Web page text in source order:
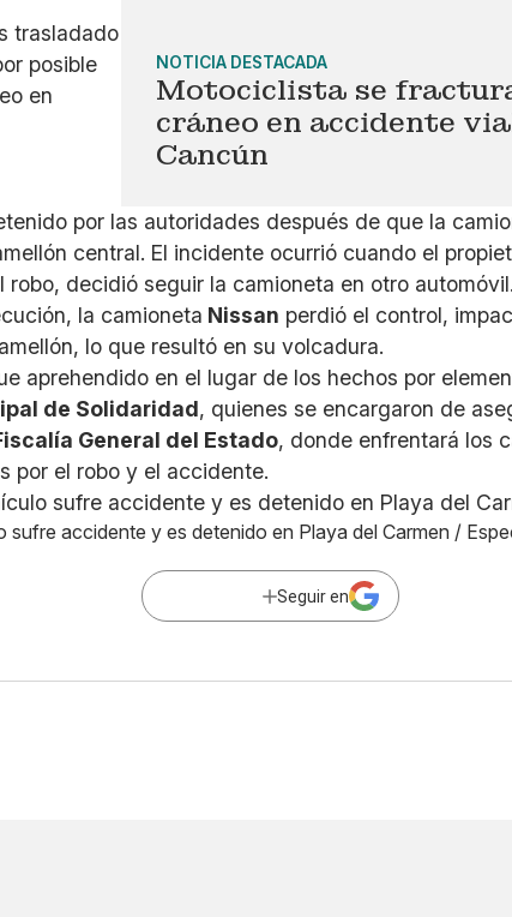
NOTICIA DESTACADA
Motociclista se
cráneo en accidente
Cancún
por las autoridades después de que la
central. El incidente ocurrió cuando el
robo, decidió seguir la camioneta en otro automóvil.
la camioneta Nissan perdió el control,
lo que resultó en su volcadura.
aprehendido en el lugar de los hechos por
de Solidaridad, quienes se encargaron de
General del Estado, donde enfrentará los
por el robo y el accidente.
sufre accidente y es detenido en Playa del Carmen /
Seguir en